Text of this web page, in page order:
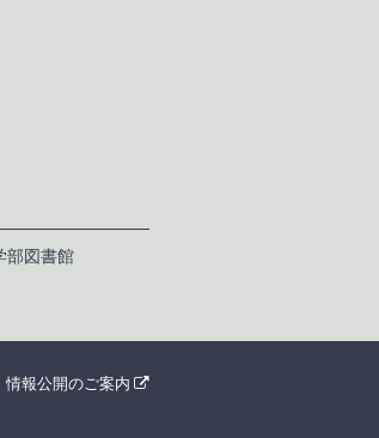
部図書館
情報公開のご案内